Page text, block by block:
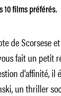
10 films préférés.
de Scorsese et
fait un petit
d’affinité,
un thriller